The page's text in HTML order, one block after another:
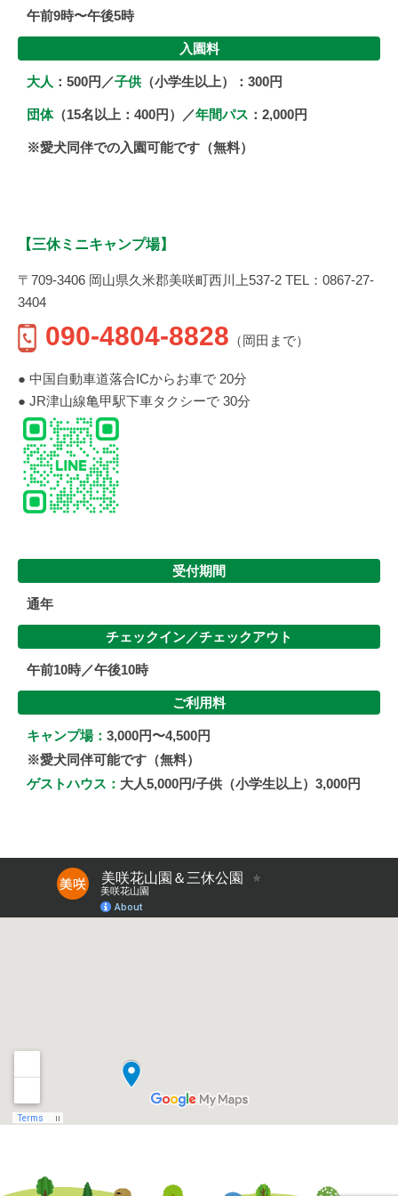
午前9時〜午後5時
入園料
大人 ：500円／子供（小学生以上）：300円
団体（15名以上：400円）／年間パス ：2,000円
※愛犬同伴での入園可能です（無料）
【三休ミニキャンプ場】
〒709-3406 岡山県久米郡美咲町西川上537-2 TEL：0867-27-
3404
090-4804-8828 （岡田まで）
● 中国自動車道落合ICからお車で 20分
● JR津山線亀甲駅下車タクシーで 30分
受付期間
通年
チェックイン／チェックアウト
午前10時／午後10時
ご利用料
キャンプ場： 3,000円〜4,500円
※愛犬同伴可能です（無料）
ゲストハウス： 大人5,000円/子供（小学生以上）3,000円